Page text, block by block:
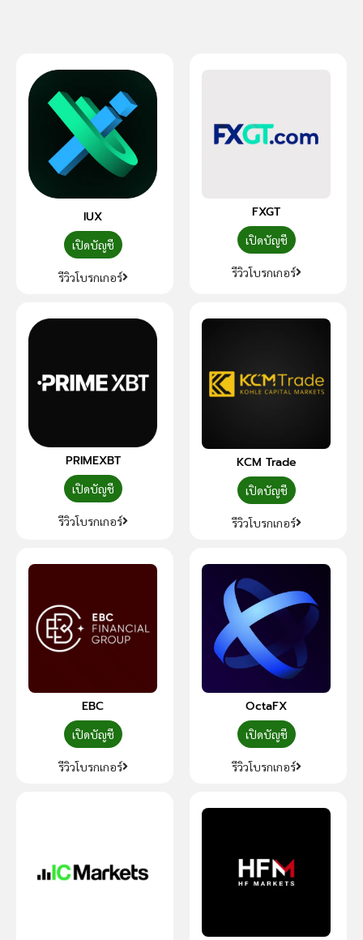
IUX
เปิดบัญชี
รีวิวโบรกเกอร์
FXGT
เปิดบัญชี
รีวิวโบรกเกอร์
PRIMEXBT
เปิดบัญชี
รีวิวโบรกเกอร์
KCM Trade
เปิดบัญชี
รีวิวโบรกเกอร์
EBC
เปิดบัญชี
รีวิวโบรกเกอร์
OctaFX
เปิดบัญชี
รีวิวโบรกเกอร์